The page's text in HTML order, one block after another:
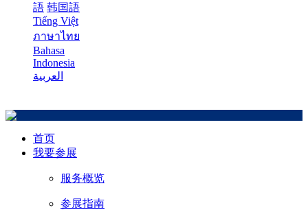
語 韩国語
Tiếng Việt
ภาษาไทย
Bahasa
Indonesia
العربية
首页
我要参展
服务概览
参展指南